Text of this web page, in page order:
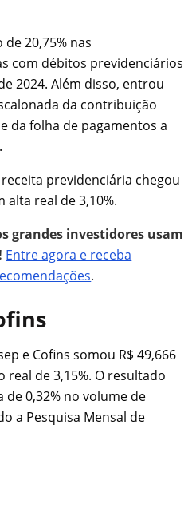
20,75% nas
com débitos previdenciários
2024. Além disso, entrou
da contribuição
da folha de pagamentos a
previdenciária chegou
alta real de 3,10%.
grandes investidores usam
Entre agora e receba
.
e Cofins somou R$ 49,666
de 3,15%. O resultado
0,32% no volume de
a Pesquisa Mensal de